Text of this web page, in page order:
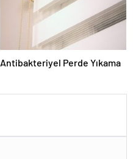
Antibakteriyel Perde Yıkama